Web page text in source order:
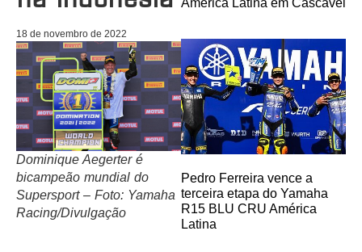
18 de novembro de 2022
Dominique Aegerter é
bicampeão mundial do
Supersport – Foto: Yamaha
Racing/Divulgação
América Latina em Cascavel
Pedro Ferreira vence a
terceira etapa do Yamaha
R15 BLU CRU América
Latina